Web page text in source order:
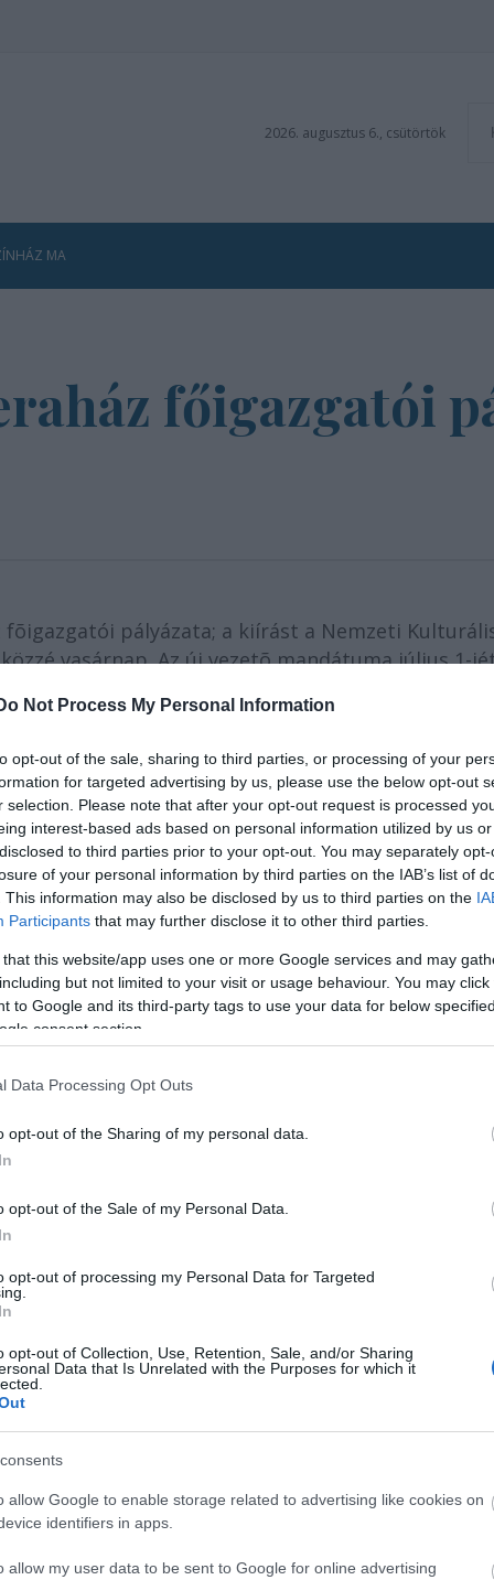
Not Process My Personal Information
opt-out of the sale, sharing to third parties, or processing of your
for targeted advertising by us, please use the below opt-out
selection. Please note that after your opt-out request is processed
interest-based ads based on personal information utilized by us
to third parties prior to your opt-out. You may separately
of your personal information by third parties on the IAB’s list of
This information may also be disclosed by us to third parties on the
Participants that may further disclose it to other third parties.
that this website/app uses one or more Google services and may
but not limited to your visit or usage behaviour. You may
to Google and its third-party tags to use your data for below
consent section.
Data Processing Opt Outs
opt-out of the Sharing of my personal data.
opt-out of the Sale of my Personal Data.
opt-out of processing my Personal Data for Targeted
opt-out of Collection, Use, Retention, Sale, and/or Sharing
Data that Is Unrelated with the Purposes for which it
allow Google to enable storage related to advertising like cookies on
identifiers in apps.
allow my user data to be sent to Google for online advertising
2026. augusztus 6., csütörtök
MA
főigazgatói
pályázata; a kiírást a Nemzeti
vasárnap. Az új vezetõ mandátuma július 1-
június 1-jén közös megegyezéssel
A 2003. január 1-jén négy évre kinevezett
miatt már egy évvel ezelőtt kilátásba
Ferenc ügyvezető igazgató látja el a
kiírás értelmében a pályázatokat a Kulturális
harminc napon belül lehet benyújtani -
elsődleges feladata az intézmény legjobb
továbbfejlesztése lesz -
főigazgató dolga az intézmény
amelynek során a felhalmozott értékek
a kor igényeinek megfelelő lesz.
szervezeti, vezetési, működési
korszerűsítési programját, igazodva a
határidőt követő harminc napon belül, az
alapján.